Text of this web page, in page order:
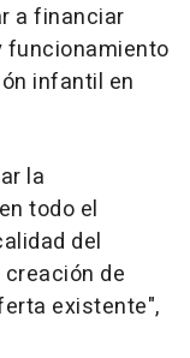
a financiar
funcionamiento
infantil en
la
todo el
del
de
existente",